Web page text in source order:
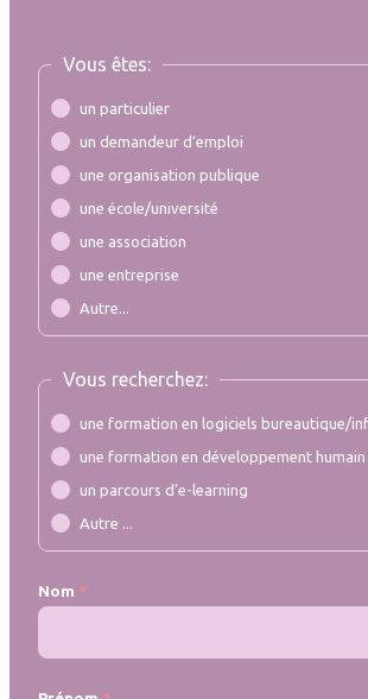
Vous êtes:
un particulier
un demandeur d’emploi
une organisation publique
une école/université
une association
une entreprise
Autre...
Vous recherchez:
une formation en logiciels bureautique/
une formation en développement
un parcours d’e-learning
Autre ...
Nom